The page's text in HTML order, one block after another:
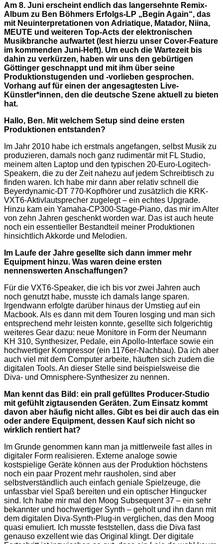
Am 8. Juni erscheint endlich das langersehnte Remix-
Album zu Ben Böhmers Erfolgs-LP „Begin Again“, das
mit Neuinterpretationen von Adriatique, Matador, Niina,
MEUTE und weiteren Top-Acts der elektronischen
Musikbranche aufwartet (lest hierzu unser Cover-Feature
im kommenden Juni-Heft). Um euch die Wartezeit bis
dahin zu verkürzen, haben wir uns den gebürtigen
Göttinger geschnappt und mit ihm über seine
Produktionstugenden und -vorlieben gesprochen.
Vorhang auf für einen der angesagtesten Live-
Künstler*innen, den die deutsche Szene aktuell zu bieten
hat.
Hallo, Ben. Mit welchem Setup sind deine ersten
Produktionen entstanden?
Im Jahr 2010 habe ich erstmals angefangen, selbst Musik zu
produzieren, damals noch ganz rudimentär mit FL Studio,
meinem alten Laptop und den typischen 20-Euro-Logitech-
Speakern, die zu der Zeit nahezu auf jedem Schreibtisch zu
finden waren. Ich habe mir dann aber relativ schnell die
Beyerdynamic-DT 770-Kopfhörer und zusätzlich die KRK-
VXT6-Aktivlautsprecher zugelegt – ein echtes Upgrade.
Hinzu kam ein Yamaha-CP300-Stage-Piano, das mir im Alter
von zehn Jahren geschenkt worden war. Das ist auch heute
noch ein essentieller Bestandteil meiner Produktionen
hinsichtlich Akkorde und Melodien.
Im Laufe der Jahre gesellte sich dann immer mehr
Equipment hinzu. Was waren deine ersten
nennenswerten Anschaffungen?
Für die VXT6-Speaker, die ich bis vor zwei Jahren auch
noch genutzt habe, musste ich damals lange sparen.
Irgendwann erfolgte darüber hinaus der Umstieg auf ein
Macbook. Als es dann mit dem Touren losging und man sich
entsprechend mehr leisten konnte, gesellte sich folgerichtig
weiteres Gear dazu: neue Monitore in Form der Neumann
KH 310, Synthesizer, Pedale, ein Apollo-Interface sowie ein
hochwertiger Kompressor (ein 1176er-Nachbau). Da ich aber
auch viel mit dem Computer arbeite, häuften sich zudem die
digitalen Tools. An dieser Stelle sind beispielsweise die
Diva- und Omnisphere-Synthesizer zu nennen.
Man kennt das Bild: ein prall gefülltes Producer-Studio
mit gefühlt zigtausenden Geräten. Zum Einsatz kommt
davon aber häufig nicht alles. Gibt es bei dir auch das ein
oder andere Equipment, dessen Kauf sich nicht so
wirklich rentiert hat?
Im Grunde genommen kann man ja mittlerweile fast alles in
digitaler Form realisieren. Externe analoge sowie
kostspielige Geräte können aus der Produktion höchstens
noch ein paar Prozent mehr rausholen, sind aber
selbstverständlich auch einfach geniale Spielzeuge, die
unfassbar viel Spaß bereiten und ein optischer Hingucker
sind. Ich habe mir mal den Moog Subsequent 37 – ein sehr
bekannter und hochwertiger Synth – geholt und ihn dann mit
dem digitalen Diva-Synth-Plug-in verglichen, das den Moog
quasi emuliert. Ich musste feststellen, dass die Diva fast
genauso exzellent wie das Original klingt. Der digitale